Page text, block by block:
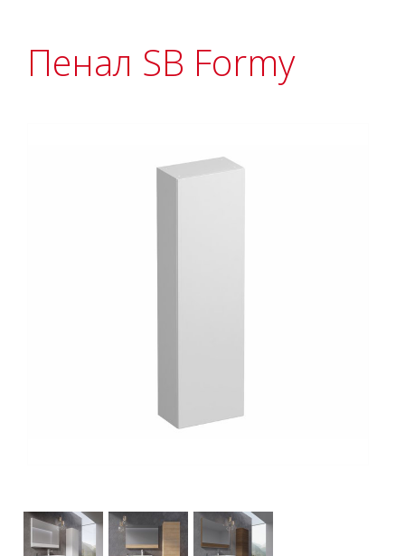
Пенал SB Formy